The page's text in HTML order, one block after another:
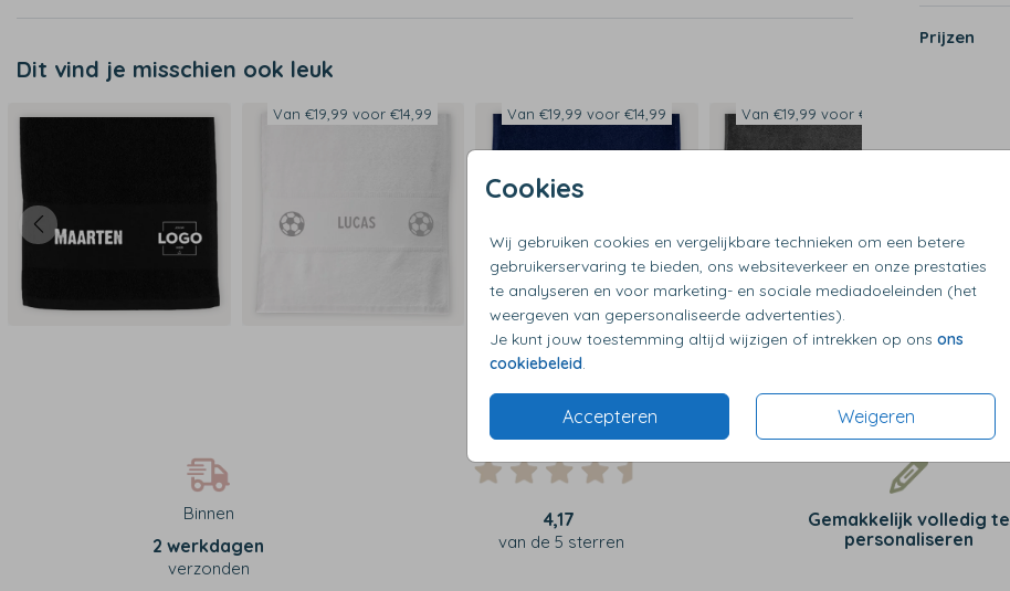
Cookies
Wij gebruiken cookies en vergelijkbare technieken om een betere
gebruikerservaring te bieden, ons websiteverkeer en onze prestaties
te analyseren en voor marketing- en sociale mediadoeleinden (het
weergeven van gepersonaliseerde advertenties).
Je kunt jouw toestemming altijd wijzigen of intrekken op ons ons
cookiebeleid
Accepteren Weigeren
Dit vind je misschien ook leuk
Van €19,99 voor €14,99 Van €19,99 voor €14,99 Van €19,99 voor €14,99
Prijzen
Binnen
2 werkdagen
verzonden
4,17
van de 5 sterren
Gemakkelijk volledig te
personaliseren